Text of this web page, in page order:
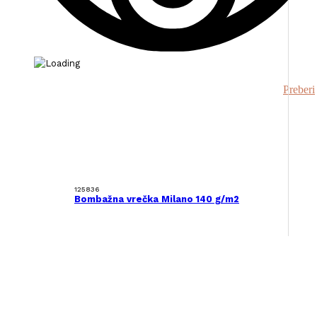
125836
Bombažna vrečka Milano 140 g/m2
Preberi